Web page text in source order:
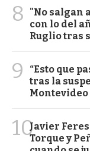
8
"No salgan
con lo del
Ruglio tras
9
“Esto que
tras la
Montevideo
10Javier
Torque y